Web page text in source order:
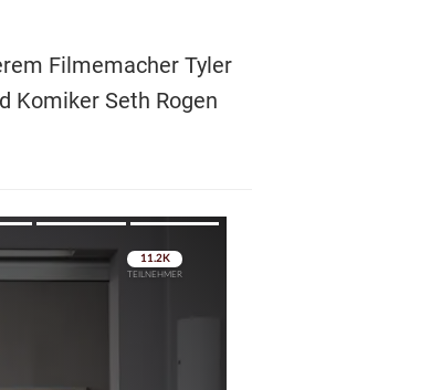
Filmemacher Tyler
Komiker Seth Rogen
Überspringen